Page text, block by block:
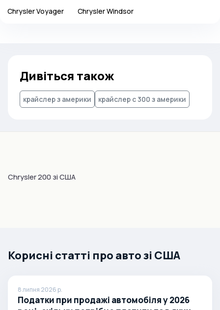
ChryslerVoyager ChryslerWindsor
Дивіться також
крайслер з америки крайслер с 300 з америки
Chrysler 200 зі США
Корисні статті про авто зі США
8 липня 2026 р.
Податки при продажі автомобіля у 2026